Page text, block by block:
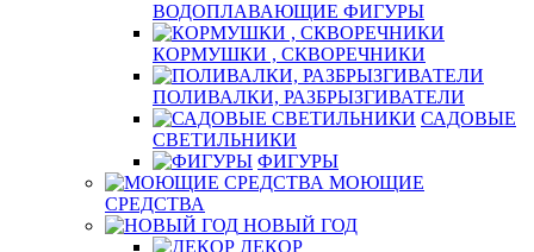
ВОДОПЛАВАЮЩИЕ ФИГУРЫ
КОРМУШКИ , СКВОРЕЧНИКИ
ПОЛИВАЛКИ, РАЗБРЫЗГИВАТЕЛИ
САДОВЫЕ
СВЕТИЛЬНИКИ
ФИГУРЫ
МОЮЩИЕ
СРЕДСТВА
НОВЫЙ ГОД
ДЕКОР